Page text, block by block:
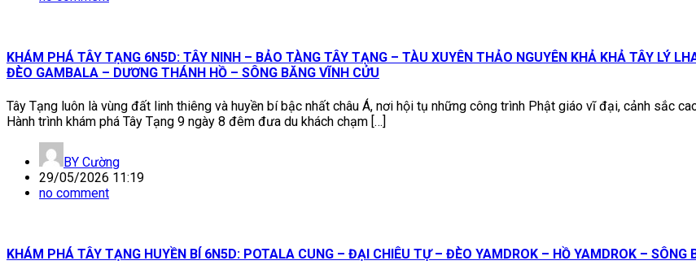
KHÁM PHÁ TÂY TẠNG 6N5D: TÂY NINH – BẢO TÀNG TÂY TẠNG – TÀU XUYÊN THẢO NGUYÊN KHẢ KHẢ TÂY LÝ
ĐÈO GAMBALA – DƯƠNG THÁNH HỒ – SÔNG BĂNG VĨNH CỬU
Tây Tạng luôn là vùng đất linh thiêng và huyền bí bậc nhất châu Á, nơi hội tụ những công trình Phật giáo vĩ đại, cảnh sắc
Hành trình khám phá Tây Tạng 9 ngày 8 đêm đưa du khách chạm […]
BY Cường
29/05/2026 11:19
no comment
KHÁM PHÁ TÂY TẠNG HUYỀN BÍ 6N5D: POTALA CUNG – ĐẠI CHIÊU TỰ – ĐÈO YAMDROK – HỒ YAMDROK –